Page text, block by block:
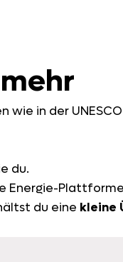
in der
du.
Energie-
du eine kleine